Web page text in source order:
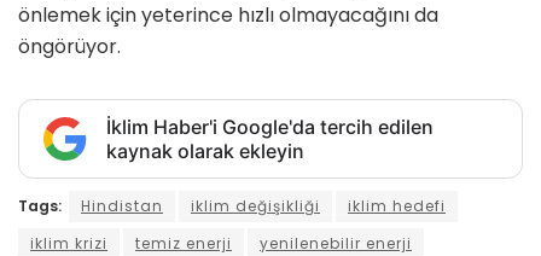
önlemek için yeterince hızlı olmayacağını da
öngörüyor.
İklim Haber'i Google'da tercih edilen
kaynak olarak ekleyin
Tags: Hindistan iklim değişikliği
iklim hedefi
iklim krizi
temiz enerji yenilenebilir enerji